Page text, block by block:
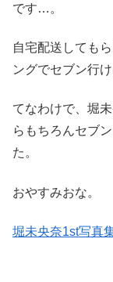
です…。
自宅配送しても
ングでセブン行
てなわけで、堀
らもちろんセブ
た。
おやすみおな。
堀未央奈1st写真